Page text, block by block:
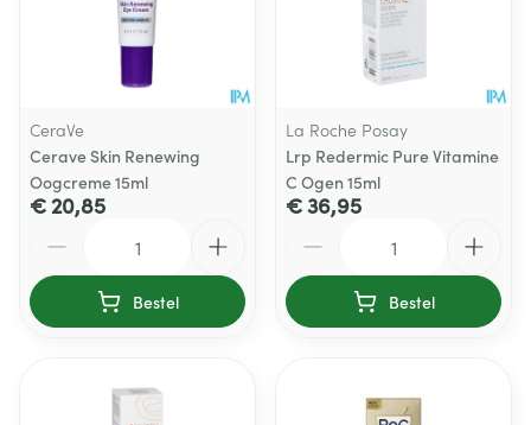
CeraVe
Cerave Skin Renewing
Oogcreme 15ml
€ 20,85
Bestel
La Roche Posay
Lrp Redermic Pure Vitamine
C Ogen 15ml
€ 36,95
Bestel